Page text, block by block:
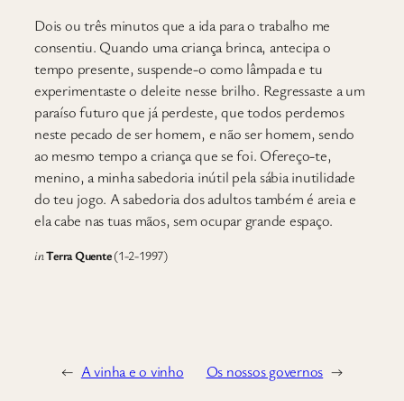
Dois ou três minutos que a ida para o trabalho me
consentiu. Quando uma criança brinca, antecipa o
tempo presente, suspende-o como lâmpada e tu
experimentaste o deleite nesse brilho. Regressaste a um
paraíso futuro que já perdeste, que todos perdemos
neste pecado de ser homem, e não ser homem, sendo
ao mesmo tempo a criança que se foi. Ofereço-te,
menino, a minha sabedoria inútil pela sábia inutilidade
do teu jogo. A sabedoria dos adultos também é areia e
ela cabe nas tuas mãos, sem ocupar grande espaço.
inTerra Quente(1-2-1997)
← A vinha e o vinho Os nossos governos →